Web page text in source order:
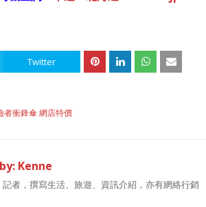
Twitter
者衝鋒傘 網店特價
Kenne
者，撰寫生活、旅遊、資訊介紹，亦有網絡行銷